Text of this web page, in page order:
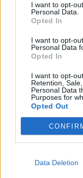
I want to opt-
Personal Data.
Opted In
I want to opt-
Personal Data
Opted In
I want to opt-
Retention,
Personal Data
Purposes for
Opted Out
Data Deletion
Έφυγαν» 6.000
και την Κυριακή 9
Δυτική Αττική:
πυρόπληκτες
15:43
Καστέλλι - Δείτε